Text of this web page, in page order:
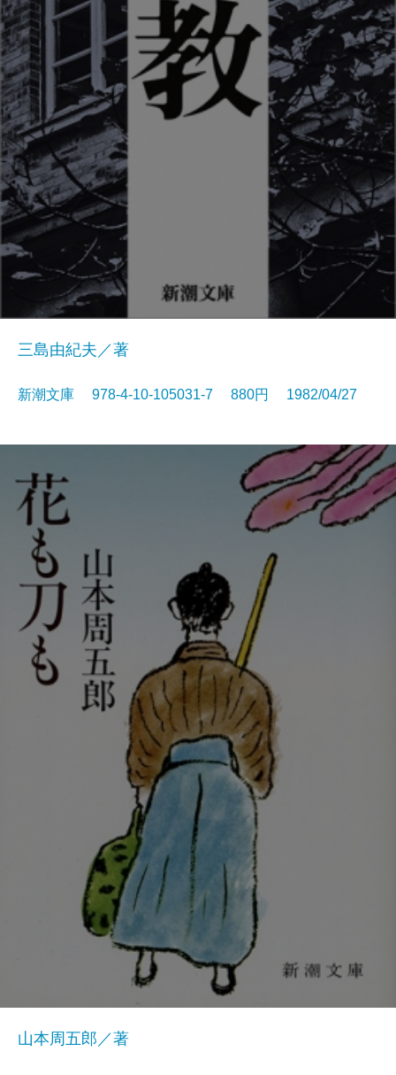
三島由紀夫／著
新潮文庫 978-4-10-105031-7 880円 1982/04/27
山本周五郎／著